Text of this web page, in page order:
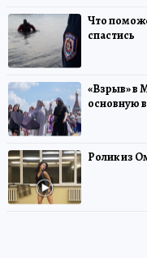
Что
спастись
«Взрыв» в
основную
Ролик из